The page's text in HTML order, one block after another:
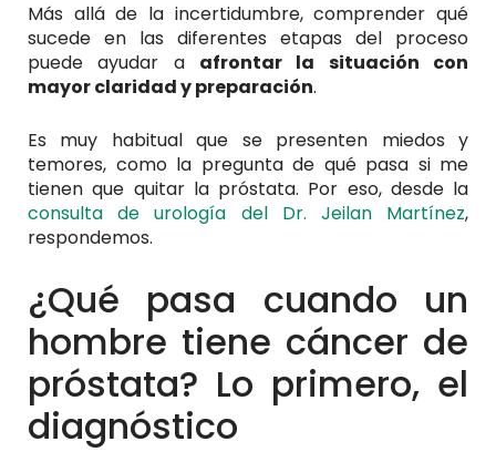
Más allá de la incertidumbre, comprender qué
sucede en las diferentes etapas del proceso
puede ayudar a afrontar la situación con
mayor claridad y preparación.
Es muy habitual que se presenten miedos y
temores, como la pregunta de qué pasa si me
tienen que quitar la próstata. Por eso, desde la
consulta de urología del Dr. Jeilan Martínez,
respondemos.
¿Qué pasa cuando un
hombre tiene cáncer de
próstata? Lo primero, el
diagnóstico